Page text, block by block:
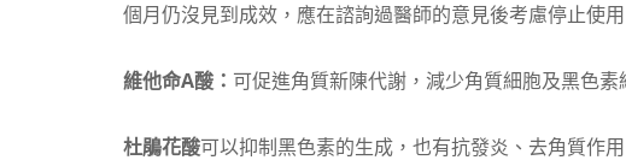
個月仍沒見到成效，應在諮詢過醫師的意見後考慮停止使用
維他命A酸： 可促進角質新陳代謝，減少角質細胞及黑色
杜鵑花酸可以抑制黑色素的生成，也有抗發炎、去角質作